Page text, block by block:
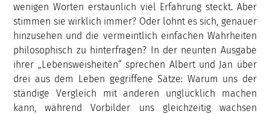
wenigen Worten erstaunlich viel Erfahrung steckt. Aber
stimmen sie wirklich immer? Oder lohnt es sich, genauer
hinzusehen und die vermeintlich einfachen Wahrheiten
philosophisch zu hinterfragen? In der neunten Ausgabe
ihrer „Lebensweisheiten“ sprechen Albert und Jan über
drei aus dem Leben gegriffene Sätze: Warum uns der
ständige Vergleich mit anderen unglücklich machen
kann, während Vorbilder uns gleichzeitig wachsen